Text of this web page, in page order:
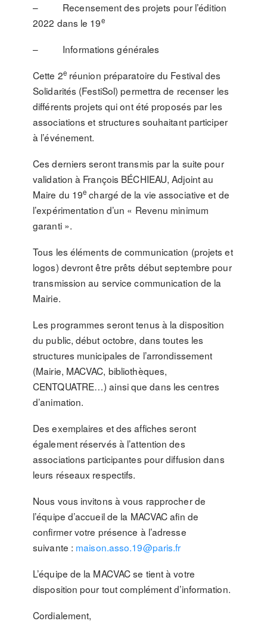
– Recensement des projets pour l’édition
2022 dans le 19e
– Informations générales
Cette 2eréunion préparatoire du Festival des
Solidarités (FestiSol) permettra de recenser les
différents projets qui ont été proposés par les
associations et structures souhaitant participer
à l’événement.
Ces derniers seront transmis par la suite pour
validation à François BÉCHIEAU, Adjoint au
Maire du 19e chargé de la vie associative et de
l’expérimentation d’un « Revenu minimum
garanti ».
Tous les éléments de communication (projets et
logos) devront être prêts début septembre pour
transmission au service communication de la
Mairie.
Les programmes seront tenus à la disposition
du public, début octobre, dans toutes les
structures municipales de l’arrondissement
(Mairie, MACVAC, bibliothèques,
CENTQUATRE…) ainsi que dans les centres
d’animation.
Des exemplaires et des affiches seront
également réservés à l’attention des
associations participantes pour diffusion dans
leurs réseaux respectifs.
Nous vous invitons à vous rapprocher de
l’équipe d’accueil de la MACVAC afin de
confirmer votre présence à l’adresse
suivante : maison.asso.19@paris.fr
L’équipe de la MACVAC se tient à votre
disposition pour tout complément d’information.
Cordialement,